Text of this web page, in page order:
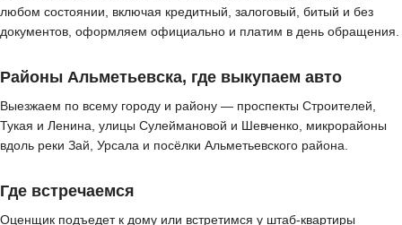
любом состоянии, включая кредитный, залоговый, битый и без
документов, оформляем официально и платим в день обращения.
Районы Альметьевска, где выкупаем авто
Выезжаем по всему городу и району — проспекты Строителей,
Тукая и Ленина, улицы Сулеймановой и Шевченко, микрорайоны
вдоль реки Зай, Урсала и посёлки Альметьевского района.
Где встречаемся
Оценщик подъедет к дому или встретимся у штаб-квартиры